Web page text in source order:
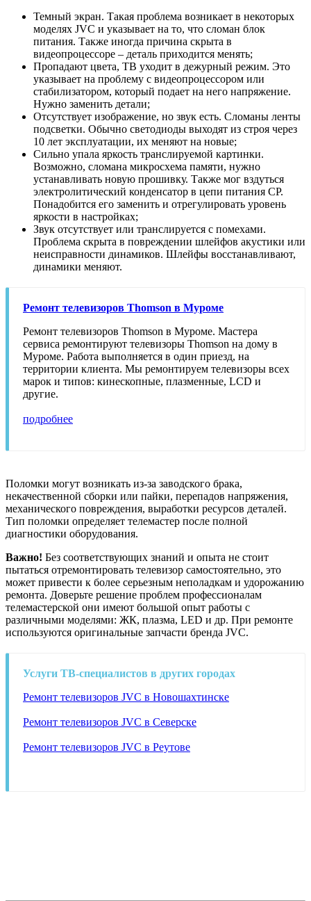
Темный экран. Такая проблема возникает в некоторых
моделях JVC и указывает на то, что сломан блок
питания. Также иногда причина скрыта в
видеопроцессоре – деталь приходится менять;
Пропадают цвета, ТВ уходит в дежурный режим. Это
указывает на проблему с видеопроцессором или
стабилизатором, который подает на него напряжение.
Нужно заменить детали;
Отсутствует изображение, но звук есть. Сломаны ленты
подсветки. Обычно светодиоды выходят из строя через
10 лет эксплуатации, их меняют на новые;
Сильно упала яркость транслируемой картинки.
Возможно, сломана микросхема памяти, нужно
устанавливать новую прошивку. Также мог вздуться
электролитический конденсатор в цепи питания СР.
Понадобится его заменить и отрегулировать уровень
яркости в настройках;
Звук отсутствует или транслируется с помехами.
Проблема скрыта в повреждении шлейфов акустики или
неисправности динамиков. Шлейфы восстанавливают,
динамики меняют.
Ремонт телевизоров Thomson в Муроме
Ремонт телевизоров Thomson в Муроме. Мастера
сервиса ремонтируют телевизоры Thomson на дому в
Муроме. Работа выполняется в один приезд, на
территории клиента. Мы ремонтируем телевизоры всех
марок и типов: кинескопные, плазменные, LCD и
другие.
подробнее
Поломки могут возникать из-за заводского брака,
некачественной сборки или пайки, перепадов напряжения,
механического повреждения, выработки ресурсов деталей.
Тип поломки определяет телемастер после полной
диагностики оборудования.
Важно! Без соответствующих знаний и опыта не стоит
пытаться отремонтировать телевизор самостоятельно, это
может привести к более серьезным неполадкам и удорожанию
ремонта. Доверьте решение проблем профессионалам
телемастерской они имеют большой опыт работы с
различными моделями: ЖК, плазма, LED и др. При ремонте
используются оригинальные запчасти бренда JVC.
Услуги ТВ-специалистов в других городах
Ремонт телевизоров JVC в Новошахтинске
Ремонт телевизоров JVC в Северске
Ремонт телевизоров JVC в Реутове